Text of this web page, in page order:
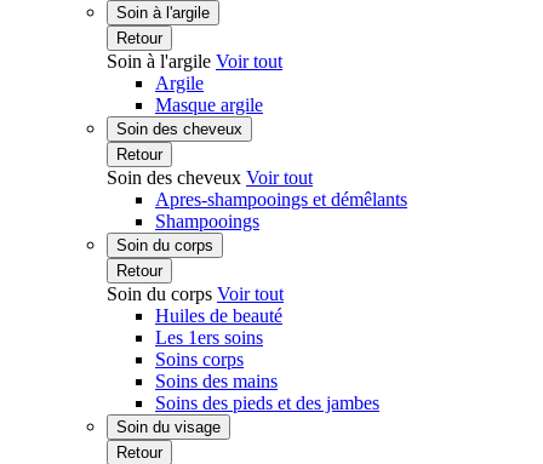
Soin à l'argile
Retour
Soin à l'argile Voir tout
Argile
Masque argile
Soin des cheveux
Retour
Soin des cheveux Voir tout
Apres-shampooings et démêlants
Shampooings
Soin du corps
Retour
Soin du corps Voir tout
Huiles de beauté
Les 1ers soins
Soins corps
Soins des mains
Soins des pieds et des jambes
Soin du visage
Retour